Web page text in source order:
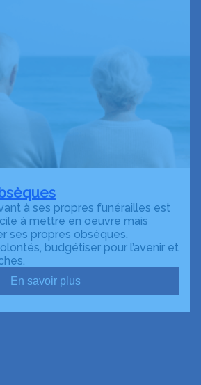
à ses propres funérailles est
à mettre en oeuvre mais
ses propres obsèques,
budgétiser pour l’avenir et
En savoir plus